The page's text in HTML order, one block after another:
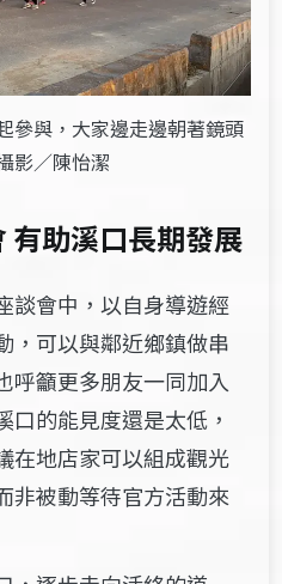
參與，大家邊走邊朝著鏡頭
影／陳怡潔
有助溪口長期發展
談會中，以自身導遊經
，可以與鄰近鄉鎮做串
呼籲更多朋友一同加入
口的能見度還是太低，
在地店家可以組成觀光
非被動等待官方活動來